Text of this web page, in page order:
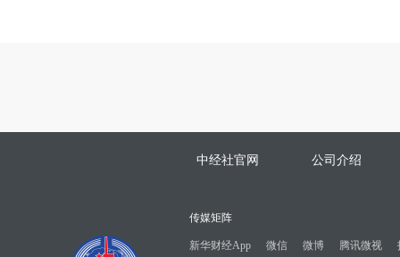
中经社官网 公司介绍
传媒矩阵
新华财经App 微信 微博 腾讯微视